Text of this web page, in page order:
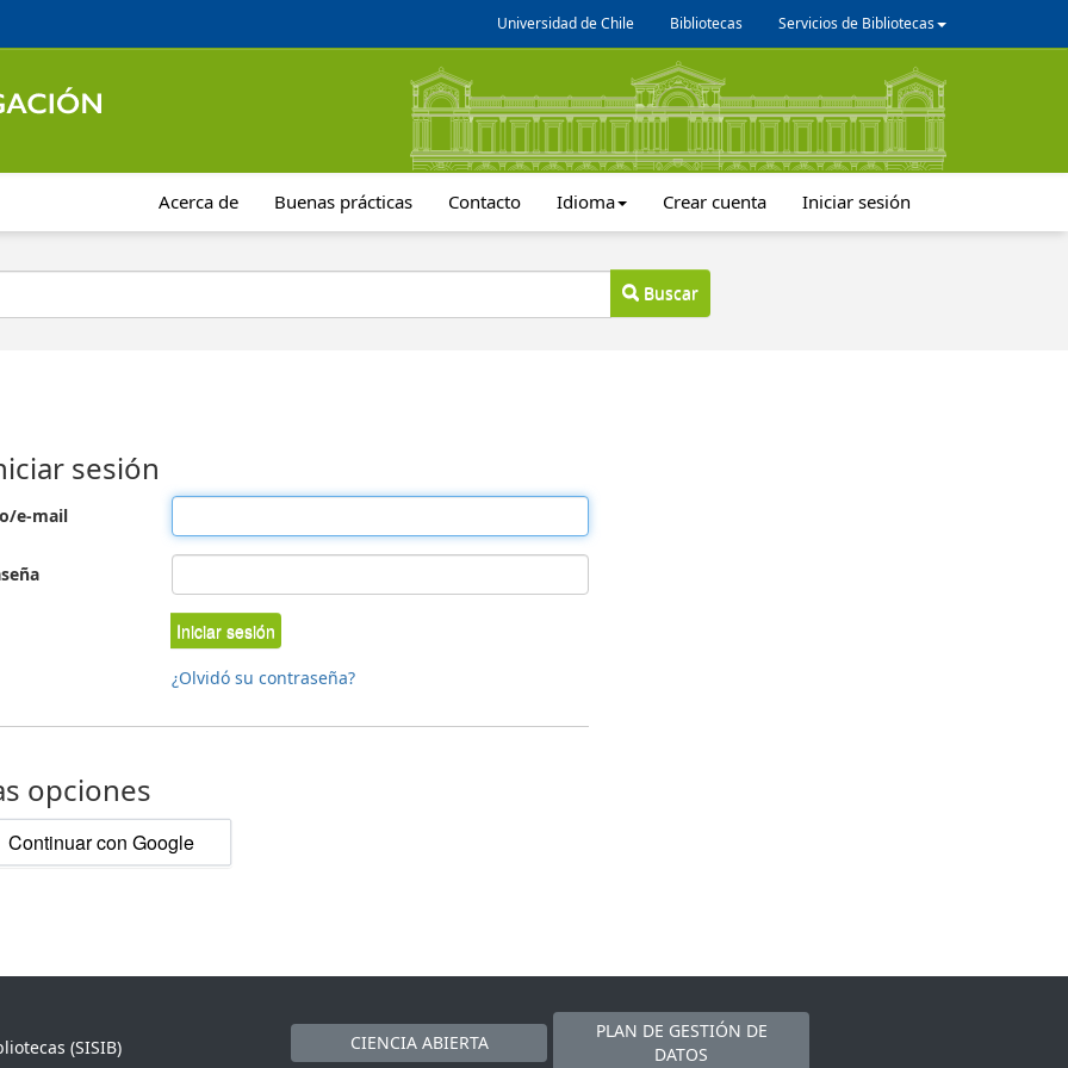
Universidad de Chile Bibliotecas Servicios de Bibliotecas
Acerca de Buenas prácticas Contacto Idioma Crear cuenta Iniciar sesión
Buscar
sesión
e-mail
Iniciar sesión
¿Olvidó su contraseña?
opciones
Continuar con Google
(SISIB)
CIENCIA ABIERTA
PLAN DE GESTIÓN DE
DATOS